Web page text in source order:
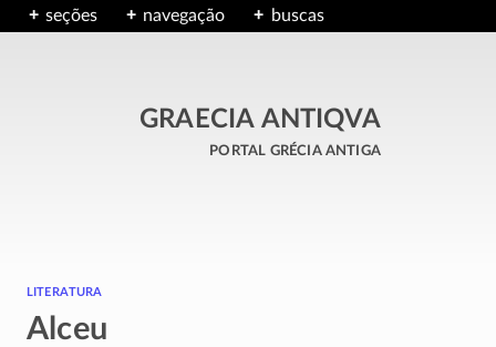
seções navegação buscas
GRAECIA ANTIQVA
portal grécia antiga
literatura
Alceu